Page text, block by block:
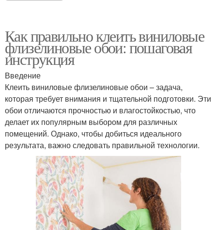
Как правильно клеить виниловые
флизелиновые обои: пошаговая
инструкция
Введение
Клеить виниловые флизелиновые обои – задача,
которая требует внимания и тщательной подготовки. Эти
обои отличаются прочностью и влагостойкостью, что
делает их популярным выбором для различных
помещений. Однако, чтобы добиться идеального
результата, важно следовать правильной технологии.